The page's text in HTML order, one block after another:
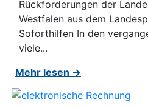
Rückforderungen der
Westfalen aus dem
Soforthilfen In den
viele...
Mehr lesen →